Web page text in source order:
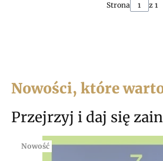
Strona z 1
Nowości, które
Przejrzyj i daj się
Nowość